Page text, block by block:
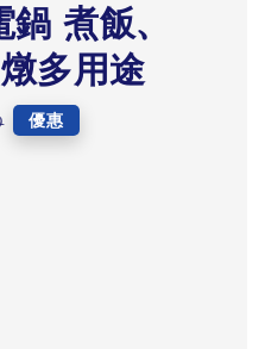
煮飯、
多用途
優惠